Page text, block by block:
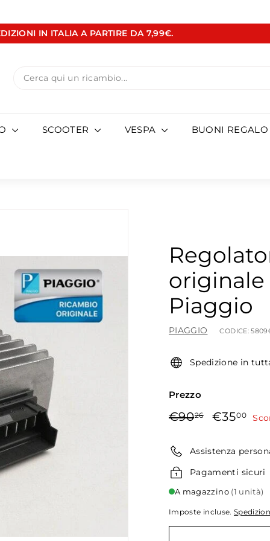
Metti
presentazione
IN ITALIA A PARTIRE DA 7,99€.
Search
SCOOTER VESPA BUONI REGALO
originale
Piaggio
PIAGGIO CODICE:
Spedizione in
Prezzo
Prezzo
€9026€90,26
Prezzo
€3500
Assistenza
Pagamenti sicuri
A magazzino (1 unità)
Imposte incluse.